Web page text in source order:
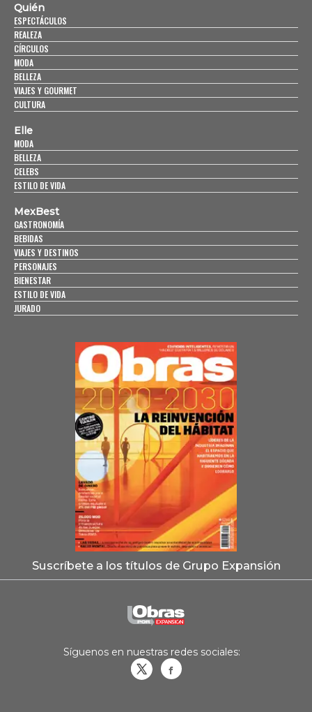
Quién
ESPECTÁCULOS
REALEZA
CÍRCULOS
MODA
BELLEZA
VIAJES Y GOURMET
CULTURA
Elle
MODA
BELLEZA
CELEBS
ESTILO DE VIDA
MexBest
GASTRONOMÍA
BEBIDAS
VIAJES Y DESTINOS
PERSONAJES
BIENESTAR
ESTILO DE VIDA
JURADO
Suscríbete a los títulos de Grupo Expansión
Síguenos en nuestras redes sociales: